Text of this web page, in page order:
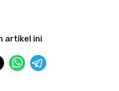
artikel ini